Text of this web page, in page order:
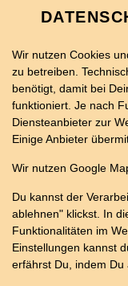
Wir nutzen Cookies
zu betreiben.
benötigt, damit bei
funktioniert. Je nach
Diensteanbieter zur
Einige Anbieter
Wir nutzen Google
Du kannst der
ablehnen" klickst. In
Funktionalitäten im
Einstellungen kannst
erfährst Du, indem Du